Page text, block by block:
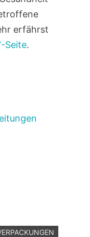
erfährst
Seite.